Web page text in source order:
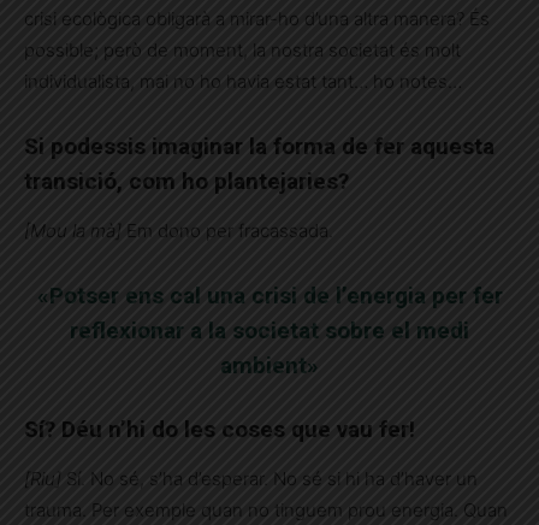
crisi ecològica obligarà a mirar-ho d’una altra manera? És
possible; però de moment, la nostra societat és molt
individualista, mai no ho havia estat tant… ho notes…
Si podessis imaginar la forma de fer aquesta
transició, com ho plantejaries?
[Mou la mà] Em dono per fracassada.
«Potser ens cal una crisi de l’energia per fer
reflexionar a la societat sobre el medi
ambient»
Sí? Déu n’hi do les coses que vau fer!
[Riu] Sí. No sé, s’ha d’esperar. No sé si hi ha d’haver un
trauma. Per exemple quan no tinguem prou energia. Quan